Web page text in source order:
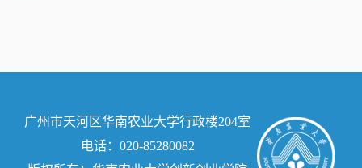
广州市天河区华南农业大学行政楼204室
电话：020-85280082